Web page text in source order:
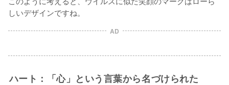
しいデザインですね。
AD
ハート：「心」という言葉から名づけられた